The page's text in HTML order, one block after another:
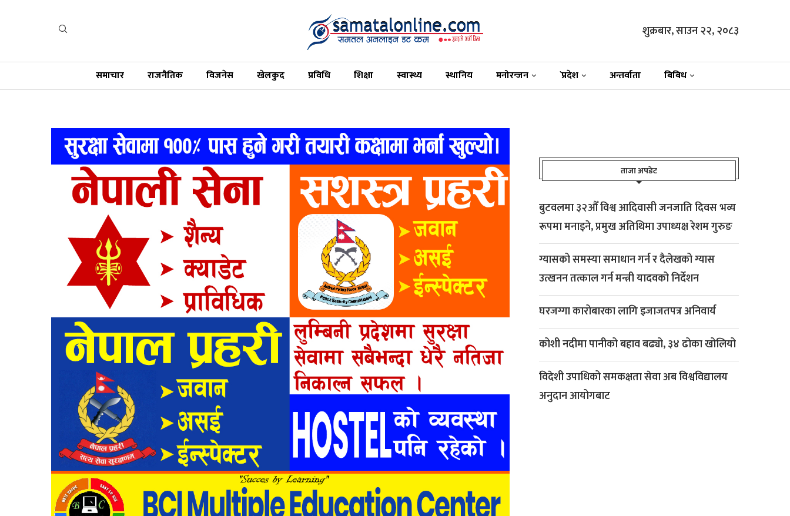
शुक्रबार, साउन २२, २०८३
समाचार राजनैतिक विजनेस खेलकुद प्रविधि शिक्षा स्वास्थ्य स्थानिय मनोरन्जन `प्रदेश अन्तर्वाता बिबिध
ताजा अपडेट
बुटवलमा ३२औँ विश्व आदिवासी जनजाति दिवस भव्य
रूपमा मनाइने, प्रमुख अतिथिमा उपाध्यक्ष रेशम गुरुङ
ग्यासको समस्या समाधान गर्न र दैलेखको ग्यास
उत्खनन तत्काल गर्न मन्त्री यादवको निर्देशन
घरजग्गा कारोबारका लागि इजाजतपत्र अनिवार्य
कोशी नदीमा पानीको बहाव बढ्यो, ३४ ढोका खोलियो
विदेशी उपाधिको समकक्षता सेवा अब विश्वविद्यालय
अनुदान आयोगबाट